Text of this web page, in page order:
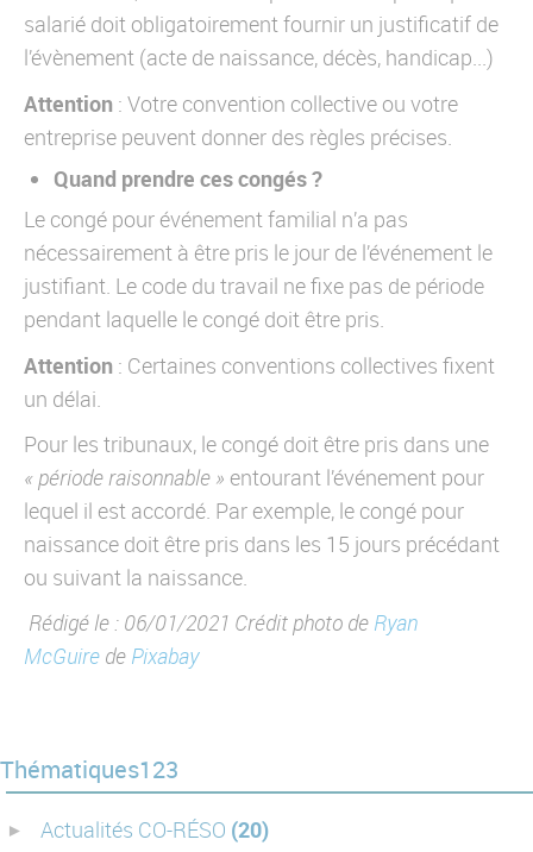
salarié doit obligatoirement fournir un justificatif de
l’évènement (acte de naissance, décès, handicap...)
Attention : Votre convention collective ou votre
entreprise peuvent donner des règles précises.
Quand prendre ces congés ?
Le congé pour événement familial n’a pas
nécessairement à être pris le jour de l’événement le
justifiant. Le code du travail ne fixe pas de période
pendant laquelle le congé doit être pris.
Attention : Certaines conventions collectives fixent
un délai.
Pour les tribunaux, le congé doit être pris dans une
« période raisonnable » entourant l’événement pour
lequel il est accordé. Par exemple, le congé pour
naissance doit être pris dans les 15 jours précédant
ou suivant la naissance.
Rédigé le : 06/01/2021 Crédit photo de Ryan
McGuire de Pixabay
Thématiques123
Actualités CO-RÉSO (20)